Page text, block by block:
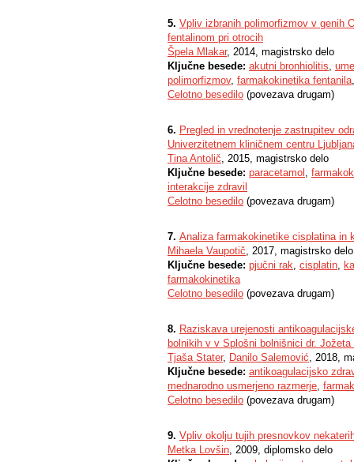
5. Vpliv izbranih polimorfizmov v genih
fentalinom pri otrocih
Špela Mlakar, 2014, magistrsko delo
Ključne besede: akutni bronhiolitis,
polimorfizmov, farmakokinetika fentanila
Celotno besedilo (povezava drugam)
6. Pregled in vrednotenje zastrupitev
Univerzitetnem kliničnem centru
Tina Antolič, 2015, magistrsko delo
Ključne besede: paracetamol ,
interakcije zdravil
Celotno besedilo (povezava drugam)
7. Analiza farmakokinetike cisplatina in
Mihaela Vaupotič, 2017, magistrsko delo
Ključne besede: pjučni rak, cisplatin,
farmakokinetika
Celotno besedilo (povezava drugam)
8. Raziskava urejenosti
bolnikih v v Splošni bolnišnici dr.
Tjaša Stater, Danilo Salemović, 2018,
Ključne besede: antikoagulacijsko
mednarodno usmerjeno razmerje,
Celotno besedilo (povezava drugam)
9. Vpliv okolju tujih presnovkov
Metka Lovšin, 2009, diplomsko delo